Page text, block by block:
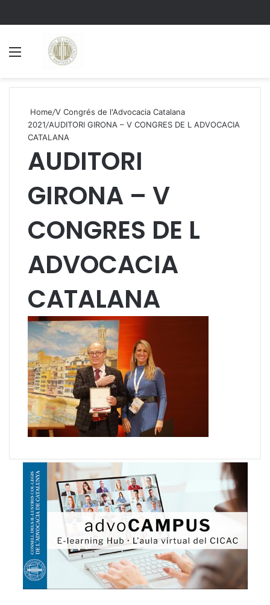
Home/V Congrés de l'Advocacia Catalana
2021/AUDITORI GIRONA – V CONGRES DE L ADVOCACIA
CATALANA
AUDITORI
GIRONA – V
CONGRES DE L
ADVOCACIA
CATALANA